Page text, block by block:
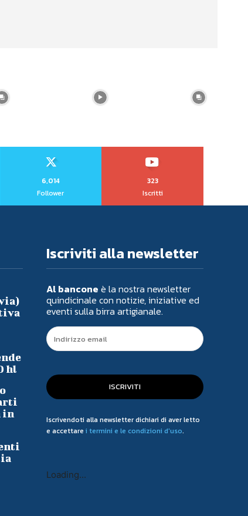
6,014
Follower
323
Iscritti
hl
in
Iscriviti alla newsletter
Al bancone è la nostra newsletter
quindicinale con notizie, iniziative ed
eventi sulla birra artigianale.
ISCRIVITI
Iscrivendoti alla newsletter dichiari di aver letto
e accettare i termini e le condizioni d'uso.
Loading...